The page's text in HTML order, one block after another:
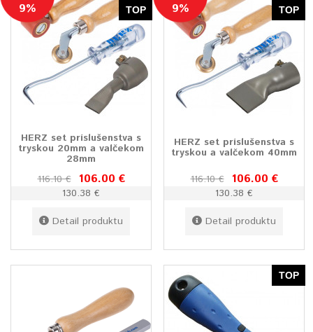
9% TOP
HERZ set príslušenstva s
tryskou 20mm a valčekom
28mm
116.10 € 106.00 €
130.38 €
Detail produktu
9% TOP
HERZ set príslušenstva s
tryskou a valčekom 40mm
116.10 € 106.00 €
130.38 €
Detail produktu
TOP